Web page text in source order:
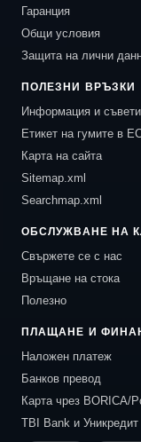
Гаранция
Общи условия
Защита на лични
ПОЛЕЗНИ ВРЪЗКИ
Информация и съвети
Етикет на гумите в
Карта на сайта
Sitemap.xml
Searchmap.xml
ОБСЛУЖВАНЕ НА
Свържете се с нас
Връщане на стока
Полезно
ПЛАЩАНЕ И
Наложен платеж
Банков превод
Карта чрез BORICA/
TBI Bank и